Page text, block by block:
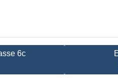
6c